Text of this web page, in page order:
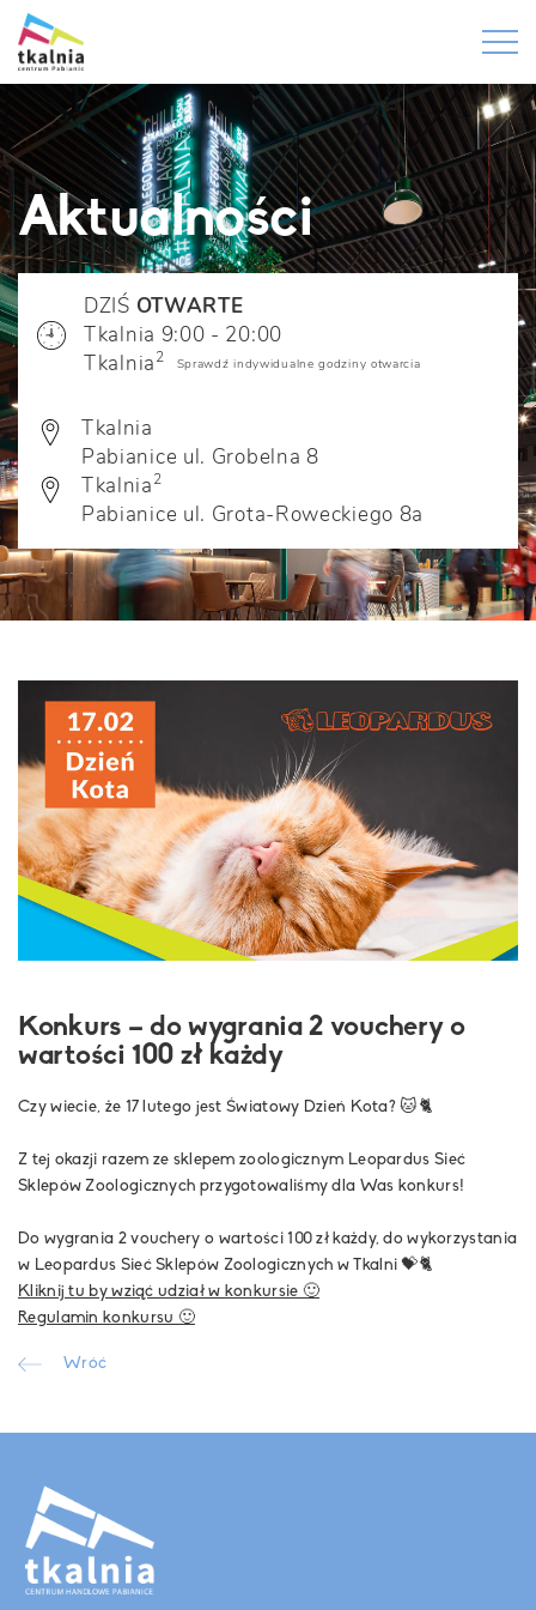
Aktualności
DZIŚ OTWARTE
Tkalnia 9:00 - 20:00
Tkalnia2 Sprawdź indywidualne godziny otwarcia
Tkalnia
Pabianice ul. Grobelna 8
Tkalnia2
Pabianice ul. Grota-Roweckiego 8a
Konkurs – do wygrania 2 vouchery o
wartości 100 zł każdy
Czy wiecie, że 17 lutego jest Światowy Dzień Kota? 🐱🐈
Z tej okazji razem ze sklepem zoologicznym Leopardus Sieć
Sklepów Zoologicznych przygotowaliśmy dla Was konkurs!
Do wygrania 2 vouchery o wartości 100 zł każdy, do wykorzystania
w Leopardus Sieć Sklepów Zoologicznych w Tkalni 💝🐈
Kliknij tu by wziąć udział w konkursie 🙂
Regulamin konkursu 🙂
Wróć